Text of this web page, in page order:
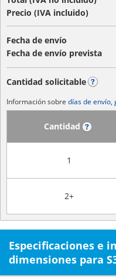
Precio (IVA incluido)
Fecha de envío
Fecha de envío prevista
Cantidad solicitable
Información sobre días de envío,
Cantidad
1
2+
Especificaciones e
dimensiones para